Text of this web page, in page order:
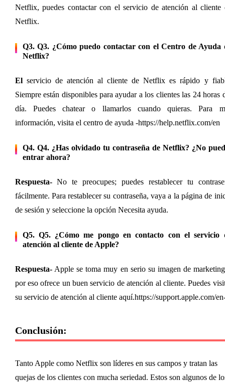
Netflix, puedes contactar con el servicio de atención al cliente
Netflix.
Q3. Q3. ¿Cómo puedo contactar con el Centro de Ayuda
Netflix?
El servicio de atención al cliente de Netflix es rápido y
Siempre están disponibles para ayudar a los clientes las 24 horas
día. Puedes chatear o llamarlos cuando quieras. Para
información, visita el centro de ayuda -https://help.netflix.com/en
Q4. Q4. ¿Has olvidado tu contraseña de Netflix? ¿No
entrar ahora?
Respuesta- No te preocupes; puedes restablecer tu
fácilmente. Para restablecer su contraseña, vaya a la página de
de sesión y seleccione la opción Necesita ayuda.
Q5. Q5. ¿Cómo me pongo en contacto con el servicio
atención al cliente de Apple?
Respuesta- Apple se toma muy en serio su imagen de
por eso ofrece un buen servicio de atención al cliente. Puedes
su servicio de atención al cliente aquí.https://support.apple.com/
Conclusión:
Tanto Apple como Netflix son líderes en sus campos y tratan las
quejas de los clientes con mucha seriedad. Estos son algunos de